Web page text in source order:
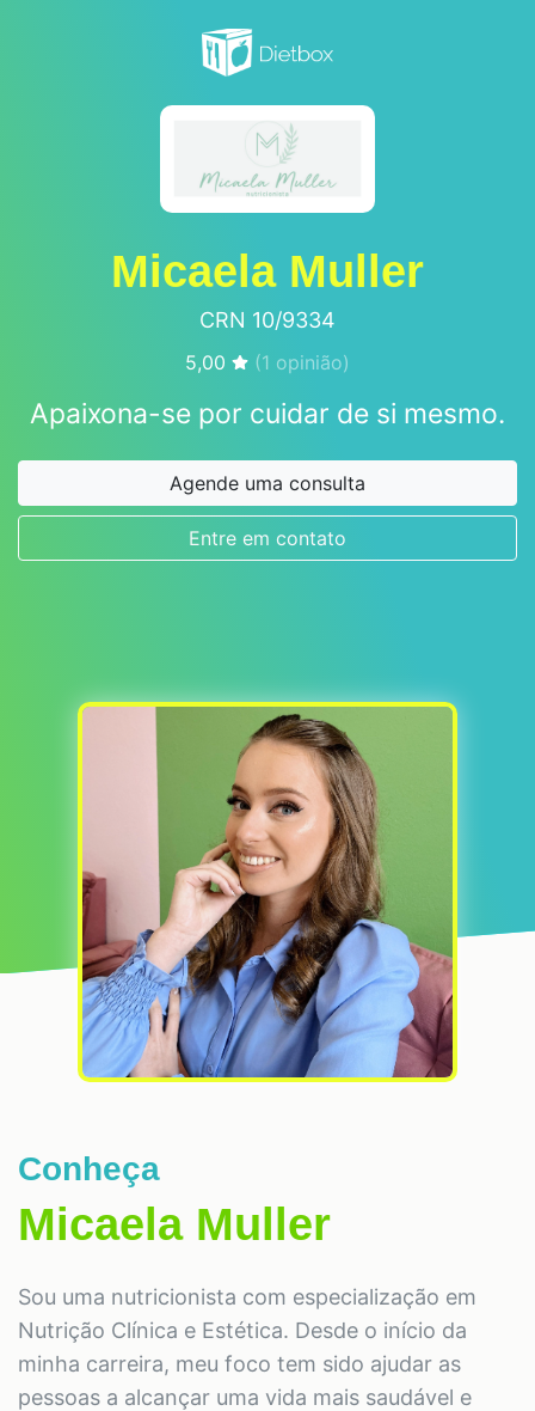
Micaela Muller
CRN 10/9334
5,00 (1 opinião)
Apaixona-se por cuidar de si mesmo.
Agende uma consulta
Entre em contato
Conheça
Micaela Muller
Sou uma nutricionista com especialização em
Nutrição Clínica e Estética. Desde o início da
minha carreira, meu foco tem sido ajudar as
pessoas a alcançar uma vida mais saudável e